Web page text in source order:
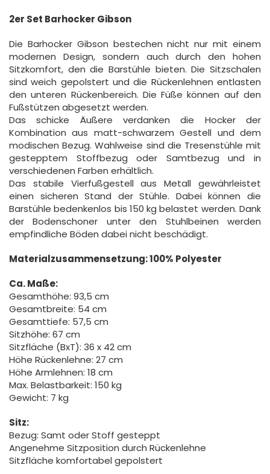
2er Set Barhocker Gibson
Die Barhocker Gibson bestechen nicht nur mit einem
modernen Design, sondern auch durch den hohen
Sitzkomfort, den die Barstühle bieten. Die Sitzschalen
sind weich gepolstert und die Rückenlehnen entlasten
den unteren Rückenbereich. Die Füße können auf den
Fußstützen abgesetzt werden.
Das schicke Äußere verdanken die Hocker der
Kombination aus matt-schwarzem Gestell und dem
modischen Bezug. Wahlweise sind die Tresenstühle mit
gestepptem Stoffbezug oder Samtbezug und in
verschiedenen Farben erhältlich.
Das stabile Vierfußgestell aus Metall gewährleistet
einen sicheren Stand der Stühle. Dabei können die
Barstühle bedenkenlos bis 150 kg belastet werden. Dank
der Bodenschoner unter den Stuhlbeinen werden
empfindliche Böden dabei nicht beschädigt.
Materialzusammensetzung: 100% Polyester
Ca. Maße:
Gesamthöhe: 93,5 cm
Gesamtbreite: 54 cm
Gesamttiefe: 57,5 cm
Sitzhöhe: 67 cm
Sitzfläche (BxT): 36 x 42 cm
Höhe Rückenlehne: 27 cm
Höhe Armlehnen: 18 cm
Max. Belastbarkeit: 150 kg
Gewicht: 7 kg
Sitz:
Bezug: Samt oder Stoff gesteppt
Angenehme Sitzposition durch Rückenlehne
Sitzfläche komfortabel gepolstert